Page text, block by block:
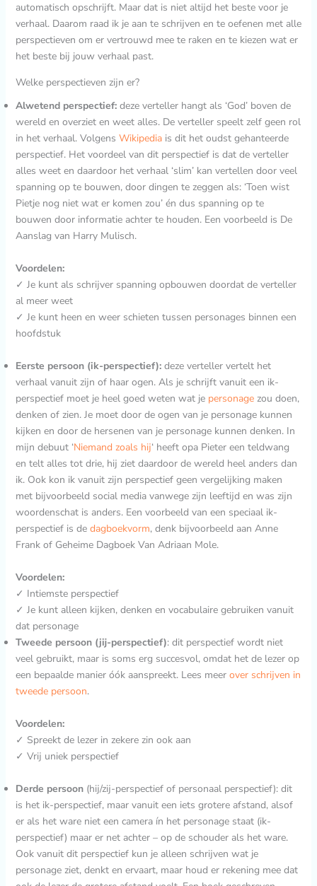
automatisch opschrijft. Maar dat is niet altijd het beste voor je
verhaal. Daarom raad ik je aan te schrijven en te oefenen met alle
perspectieven om er vertrouwd mee te raken en te kiezen wat er
het beste bij jouw verhaal past.
Welke perspectieven zijn er?
Alwetend perspectief: deze verteller hangt als ‘God’ boven de
wereld en overziet en weet alles. De verteller speelt zelf geen rol
in het verhaal. Volgens Wikipediais dit het oudst gehanteerde
perspectief. Het voordeel van dit perspectief is dat de verteller
alles weet en daardoor het verhaal ‘slim’ kan vertellen door veel
spanning op te bouwen, door dingen te zeggen als: ‘Toen wist
Pietje nog niet wat er komen zou’ én dus spanning op te
bouwen door informatie achter te houden. Een voorbeeld is De
Aanslag van Harry Mulisch.
Voordelen:
✓ Je kunt als schrijver spanning opbouwen doordat de verteller
al meer weet
✓ Je kunt heen en weer schieten tussen personages binnen een
hoofdstuk
Eerste persoon (ik-perspectief):deze verteller vertelt het
verhaal vanuit zijn of haar ogen. Als je schrijft vanuit een ik-
perspectief moet je heel goed weten wat je personagezou doen,
denken of zien. Je moet door de ogen van je personage kunnen
kijken en door de hersenen van je personage kunnen denken. In
mijn debuut ‘Niemand zoals hij‘ heeft opa Pieter een teldwang
en telt alles tot drie, hij ziet daardoor de wereld heel anders dan
ik. Ook kon ik vanuit zijn perspectief geen vergelijking maken
met bijvoorbeeld social media vanwege zijn leeftijd en was zijn
woordenschat is anders. Een voorbeeld van een speciaal ik-
perspectief is de dagboekvorm, denk bijvoorbeeld aan Anne
Frank of Geheime Dagboek Van Adriaan Mole.
Voordelen:
✓ Intiemste perspectief
✓ Je kunt alleen kijken, denken en vocabulaire gebruiken vanuit
dat personage
Tweede persoon (jij-perspectief): dit perspectief wordt niet
veel gebruikt, maar is soms erg succesvol, omdat het de lezer op
een bepaalde manier óók aanspreekt. Lees meer over schrijven in
tweede persoon.
Voordelen:
✓ Spreekt de lezer in zekere zin ook aan
✓ Vrij uniek perspectief
Derde persoon (hij/zij-perspectief of personaal perspectief): dit
is het ik-perspectief, maar vanuit een iets grotere afstand, alsof
er als het ware niet een camera ín het personage staat (ik-
perspectief) maar er net achter – op de schouder als het ware.
Ook vanuit dit perspectief kun je alleen schrijven wat je
personage ziet, denkt en ervaart, maar houd er rekening mee dat